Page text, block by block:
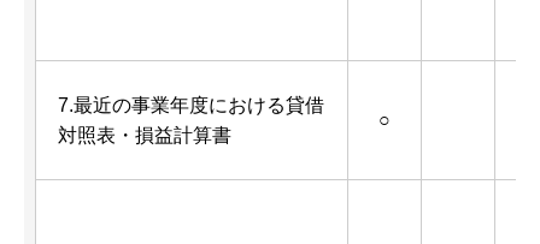
7.最近の事業年度における貸借
対照表・損益計算書
○